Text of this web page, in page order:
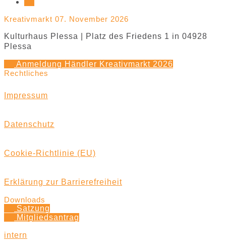
Kreativmarkt 07. November 2026
Kulturhaus Plessa | Platz des Friedens 1 in 04928
Plessa
Anmeldung Händler Kreativmarkt 2026
Rechtliches
Impressum
Datenschutz
Cookie-Richtlinie (EU)
Erklärung zur Barrierefreiheit
Downloads
Satzung
Mitgliedsantrag
intern